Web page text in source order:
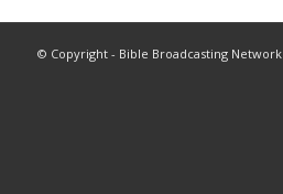
© Copyright - Bible Broadcasting Network